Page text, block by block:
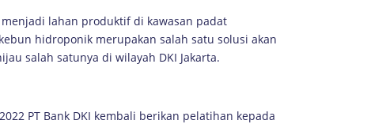
lahan produktif di kawasan padat
hidroponik merupakan salah satu solusi akan
salah satunya di wilayah DKI Jakarta.
PT Bank DKI kembali berikan pelatihan kepada